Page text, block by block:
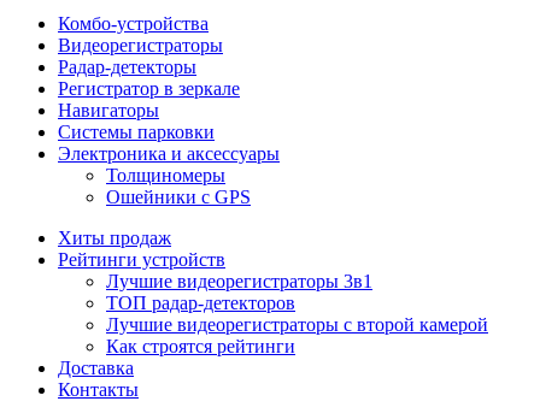
Комбо-устройства
Видеорегистраторы
Радар-детекторы
Регистратор в зеркале
Навигаторы
Системы парковки
Электроника и аксессуары
Толщиномеры
Ошейники с GPS
Хиты продаж
Рейтинги устройств
Лучшие видеорегистраторы 3в1
ТОП радар-детекторов
Лучшие видеорегистраторы с второй камерой
Как строятся рейтинги
Доставка
Контакты